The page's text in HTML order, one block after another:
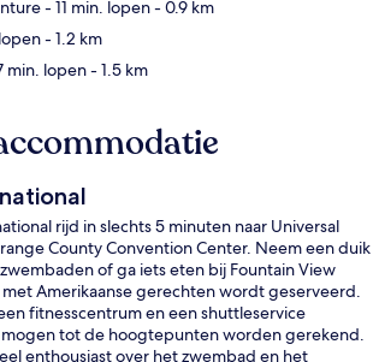
- 11 min. lopen- 0.9 km
- 1.2 km
min. lopen- 1.5 km
rijd in slechts 5 minuten naar Universal
County Convention Center. Neem een duik
of ga iets eten bij Fountain View
Amerikaanse gerechten wordt geserveerd.
fitnesscentrum en een shuttleservice
tot de hoogtepunten worden gerekend.
enthousiast over het zwembad en het